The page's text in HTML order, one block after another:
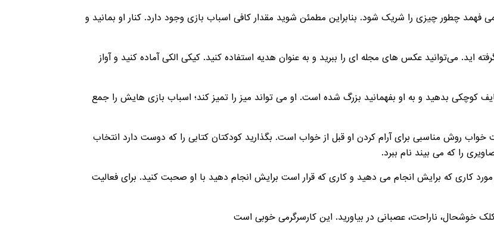
فهمد چطور چیزی را شریک شود. بنابراین مطمئن شوید مقدار کافی اسباب بازی وجود دارد. کنار او بمانید و
اید. می‌توانید عکس های مجله ای را ببرید و به عنوان هدیه استفاده کنید. کیکی الکی آماده کنید و آواز
کوچکی بدهید و به او بفهمانید بزرگ شده است. او می تواند میز را تمیز کند؛ اسباب بازی هایش را جمع
روش مناسبی برای آرام کردن او قبل از خواب است. بگذارید کودکتان کتابی را که دوست دارد انتخاب
را که می بیند نام ببرد.
مورد کاری که برایش انجام می دهید و کاری که قرار است برایش انجام دهید با او صحبت کنید. برای فعالیت